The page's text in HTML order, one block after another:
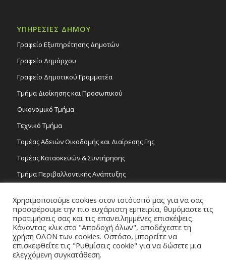
ΥΠΗΡΕΣΙΕΣ ΔΗΜΟΥ
Γραφείο Εξυπηρέτησης Δημοτών
Γραφείο Δημάρχου
Γραφείο Δημοτικού Γραμματέα
Τμήμα Διοίκησης και Προσωπικού
Οικονομικό Τμήμα
Τεχνικό Τμήμα
Τομέας Αδειών Οικοδομής και Διαίρεσης Γης
Τομέας Κατασκευών & Συντήρησης
Τμήμα Περιβαλλοντικής Ανάπτυξης
Τομέας Γραμμάτων και Τεχνών
Τροχονομία
Χρησιμοποιούμε cookies στον ιστότοπό μας για να σας
προσφέρουμε την πιο ευχάριστη εμπειρία, θυμόμαστε τις
προτιμήσεις σας και τις επανειλημμένες επισκέψεις.
Κάνοντας κλικ στο "Αποδοχή όλων", αποδέχεστε τη
χρήση ΟΛΩΝ των cookies. Ωστόσο, μπορείτε να
επισκεφθείτε τις "Ρυθμίσεις cookie" για να δώσετε μια
ελεγχόμενη συγκατάθεση.